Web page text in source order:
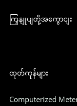
ကြှနျုပျတို့အကွောငျး
ထုတ်ကုန်များ
Computerized